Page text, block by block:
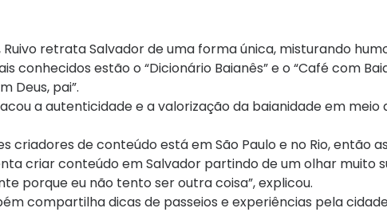
retrata Salvador de uma forma única, misturando
estão o “Dicionário Baianês” e o “Café com
Deus, pai”.
a autenticidade e a valorização da baianidade em meio
criadores de conteúdo está em São Paulo e no Rio, então as
criar conteúdo em Salvador partindo de um olhar muito
porque eu não tento ser outra coisa”, explicou.
compartilha dicas de passeios e experiências pela